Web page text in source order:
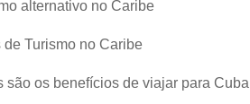
alternativo no Caribe
de Turismo no Caribe
são os benefícios de viajar para Cuba